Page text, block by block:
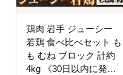
鶏肉 岩手 ジューシー
若鶏 食べ比べセット も
も むね ブロック 計約
4kg 《30日以内に発送